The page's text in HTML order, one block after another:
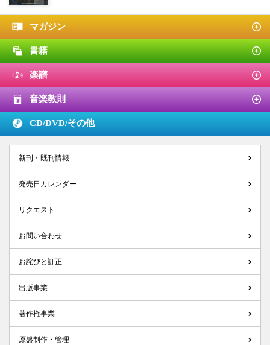
マガジン
書籍
楽譜
音楽教則
CD/DVD/その他
新刊・既刊情報
発売日カレンダー
リクエスト
お問い合わせ
お詫びと訂正
出版事業
著作権事業
原盤制作・管理